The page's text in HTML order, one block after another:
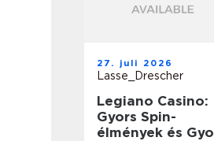
27. juli 2026
Lasse_Drescher
Legiano Casino:
Gyors Spin-
élmények és